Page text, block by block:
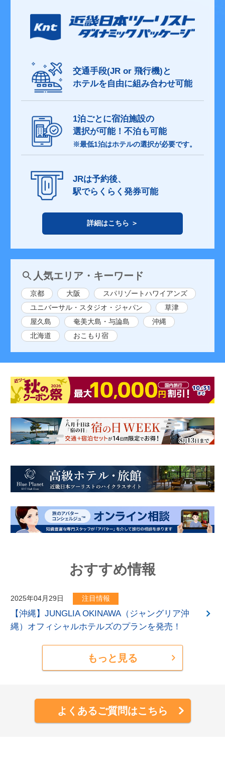
交通手段(JR or 飛行機)と
ホテルを自由に組み合わせ可能
1泊ごとに宿泊施設の
選択が可能！不泊も可能
※最低1泊はホテルの選択が必要です。
JRは予約後、
駅でらくらく発券可能
詳細はこちら ＞
人気エリア・キーワード
京都 大阪
スパリゾートハワイアンズ
ユニバーサル・スタジオ・ジャパン
草津
屋久島
奄美大島・与論島
沖縄
北海道
おこもり宿
おすすめ情報
2025年04月29日 注目情報
【沖縄】JUNGLIA OKINAWA（ジャングリア沖
縄）オフィシャルホテルズのプランを発売！
もっと見る
よくあるご質問はこちら